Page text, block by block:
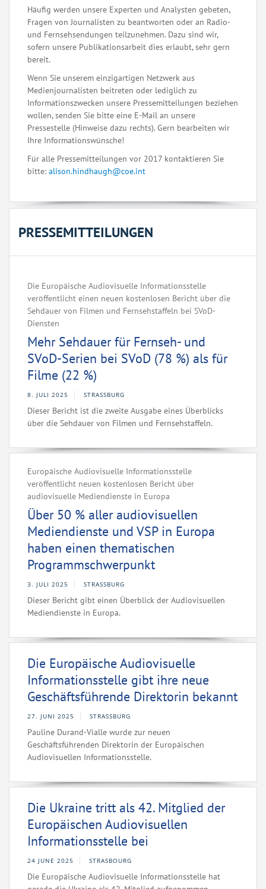
Häufig werden unsere Experten und Analysten gebeten,
Fragen von Journalisten zu beantworten oder an Radio-
und Fernsehsendungen teilzunehmen. Dazu sind wir,
sofern unsere Publikationsarbeit dies erlaubt, sehr gern
bereit.
Wenn Sie unserem einzigartigen Netzwerk aus
Medienjournalisten beitreten oder lediglich zu
Informationszwecken unsere Pressemitteilungen beziehen
wollen, senden Sie bitte eine E-Mail an unsere
Pressestelle (Hinweise dazu rechts). Gern bearbeiten wir
Ihre Informationswünsche!
Für alle Pressemitteilungen vor 2017 kontaktieren Sie
bitte: alison.hindhaugh@coe.int
PRESSEMITTEILUNGEN
Die Europäische Audiovisuelle Informationsstelle
veröffentlicht einen neuen kostenlosen Bericht über die
Sehdauer von Filmen und Fernsehstaffeln bei SVoD-
Diensten
Mehr Sehdauer für Fernseh- und
SVoD-Serien bei SVoD (78 %) als für
Filme (22 %)
8. JULI 2025 STRASSBURG
Dieser Bericht ist die zweite Ausgabe eines Überblicks
über die Sehdauer von Filmen und Fernsehstaffeln.
Europäische Audiovisuelle Informationsstelle
veröffentlicht neuen kostenlosen Bericht über
audiovisuelle Mediendienste in Europa
Über 50 % aller audiovisuellen
Mediendienste und VSP in Europa
haben einen thematischen
Programmschwerpunkt
3. JULI 2025 STRASSBURG
Dieser Bericht gibt einen Überblick der Audiovisuellen
Mediendienste in Europa.
Die Europäische Audiovisuelle
Informationsstelle gibt ihre neue
Geschäftsführende Direktorin bekannt
27. JUNI 2025 STRASSBURG
Pauline Durand-Vialle wurde zur neuen
Geschäftsführenden Direktorin der Europäischen
Audiovisuellen Informationsstelle.
Die Ukraine tritt als 42. Mitglied der
Europäischen Audiovisuellen
Informationsstelle bei
24 JUNE 2025 STRASBOURG
Die Europäische Audiovisuelle Informationsstelle hat